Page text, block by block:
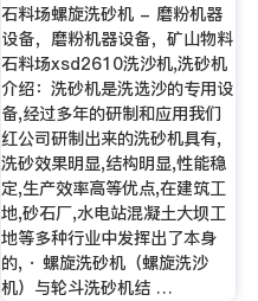
石料场螺旋洗砂机 - 磨粉机器
设备，磨粉机器设备，矿山物料
石料场xsd2610洗沙机,洗砂机
介绍：洗砂机是洗选沙的专用设
备,经过多年的研制和应用我们
红公司研制出来的洗砂机具有,
洗砂效果明显,结构明显,性能稳
定,生产效率高等优点,在建筑工
地,砂石厂,水电站混凝土大坝工
地等多种行业中发挥出了本身
的, · 螺旋洗砂机（螺旋洗沙
机）与轮斗洗砂机结 …